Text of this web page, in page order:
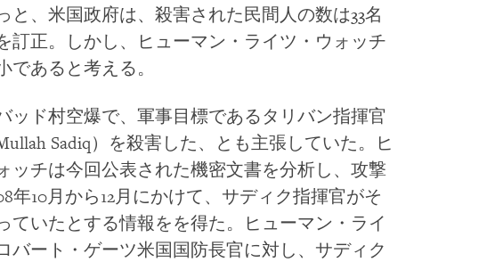
と、米国政府は、殺害された民間人の数は33名
訂正。しかし、ヒューマン・ライツ・ウォッチ
あると考える。
ッド村空爆で、軍事目標であるタリバン指揮官
Sadiq）を殺害した、とも主張していた。ヒ
ッチは今回公表された機密文書を分析し、攻撃
年10月から12月にかけて、サディク指揮官がそ
ていたとする情報をを得た。ヒューマン・ライ
バート・ゲーツ米国国防長官に対し、サディク